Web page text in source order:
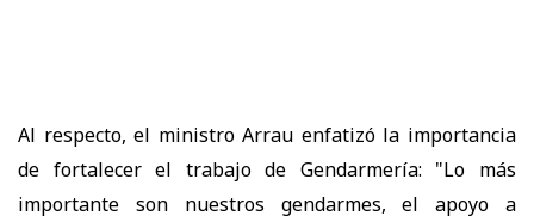
Al respecto, el ministro Arrau enfatizó la importancia
de fortalecer el trabajo de Gendarmería: "Lo más
importante son nuestros gendarmes, el apoyo a